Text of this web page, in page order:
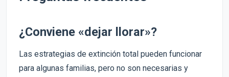
¿Conviene «dejar llorar»?
Las estrategias de extinción total pueden funcionar
para algunas familias, pero no son necesarias y